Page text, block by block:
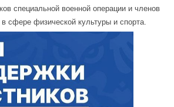
специальной военной операции и членов
сфере физической культуры и спорта.